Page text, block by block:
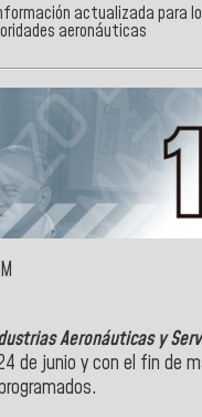
actualizada
aeronáuticas
Aeronáuticas y
de junio y con el fin de